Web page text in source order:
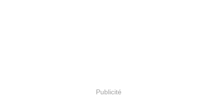
Publicité